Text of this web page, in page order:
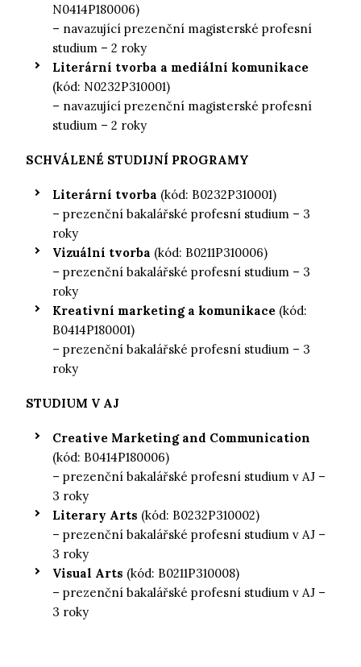
N0414P180006)
– navazující prezenční magisterské profesní
studium – 2 roky
Literární tvorba a mediální komunikace
(kód: N0232P310001)
– navazující prezenční magisterské profesní
studium – 2 roky
SCHVÁLENÉ STUDIJNÍ PROGRAMY
Literární tvorba (kód: B0232P310001)
– prezenční bakalářské profesní studium – 3
roky
Vizuální tvorba (kód: B0211P310006)
– prezenční bakalářské profesní studium – 3
roky
Kreativní marketing a komunikace (kód:
B0414P180001)
– prezenční bakalářské profesní studium – 3
roky
STUDIUM V AJ
Creative Marketing and Communication
(kód: B0414P180006)
– prezenční bakalářské profesní studium v AJ –
3 roky
Literary Arts (kód: B0232P310002)
– prezenční bakalářské profesní studium v AJ –
3 roky
Visual Arts (kód: B0211P310008)
– prezenční bakalářské profesní studium v AJ –
3 roky